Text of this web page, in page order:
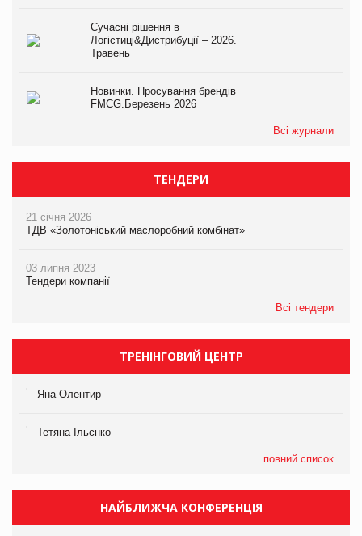
Сучасні рішення в
Логістиці&Дистрибуції – 2026.
Травень
Новинки. Просування брендів
FMCG.Березень 2026
Всі журнали
ТЕНДЕРИ
21 січня 2026
ТДВ «Золотоніський маслоробний комбінат»
03 липня 2023
Тендери компанії
Всі тендери
ТРЕНІНГОВИЙ ЦЕНТР
Яна Олентир
Тетяна Ільєнко
повний список
НАЙБЛИЖЧА КОНФЕРЕНЦІЯ